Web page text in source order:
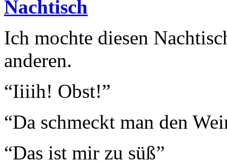
Nachtisch
Ich mochte diesen
anderen.
“Iiiih! Obst!”
“Da schmeckt man den
“Das ist mir zu süß”